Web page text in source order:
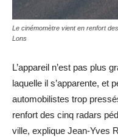
Le cinémomètre vient en renfort
Lons
L’appareil n’est pas plus
laquelle il s’apparente, et
automobilistes trop
renfort des cinq radars
ville, explique Jean-Yves